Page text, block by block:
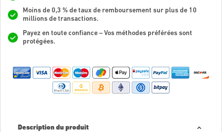
Moins de 0,3 % de taux de remboursement sur plus de 10
millions de transactions.
Payez en toute confiance – Vos méthodes préférées sont
protégées.
Description du produit